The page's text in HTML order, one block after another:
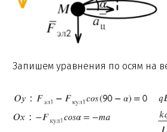
Запишем уравнения по осям на